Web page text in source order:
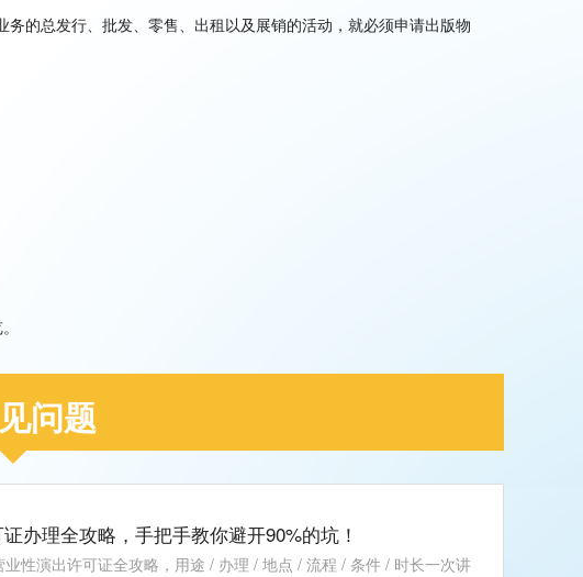
的总发行、批发、零售、出租以及展销的活动，就必须申请出版物
问题
办理全攻略，手把手教你避开90%的坑！
性演出许可证全攻略，用途 / 办理 / 地点 / 流程 / 条件 / 时长一次讲